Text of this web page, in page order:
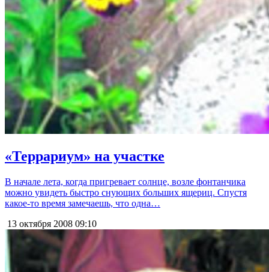
«Террариум» на участке
В начале лета, когда пригревает солнце, возле фонтанчика
можно увидеть быстро снующих больших ящериц. Спустя
какое-то время замечаешь, что одна…
13 октября 2008 09:10